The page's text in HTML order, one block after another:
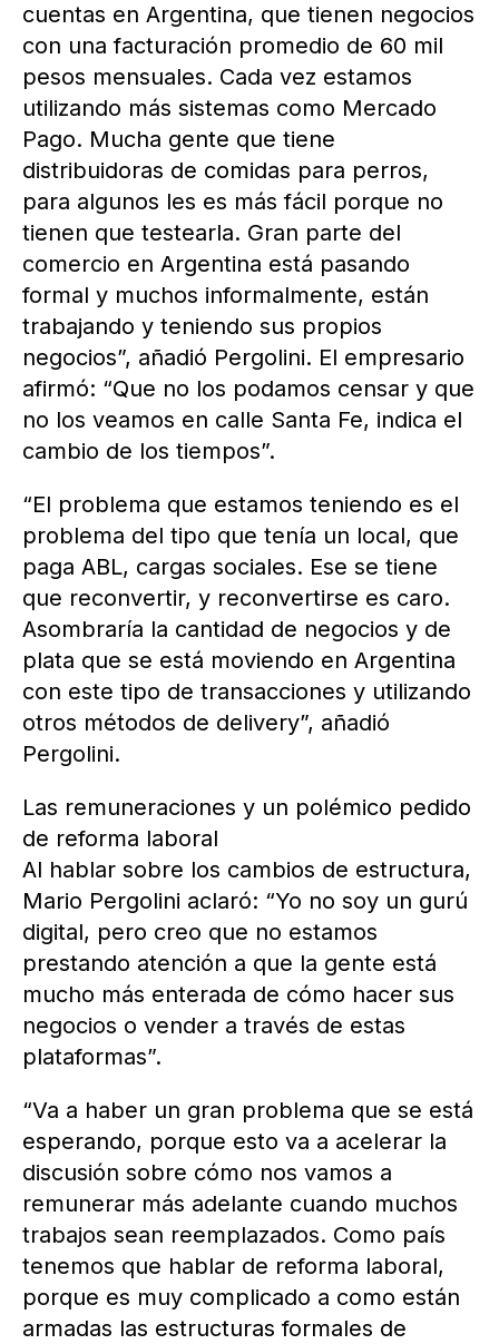
cuentas en Argentina, que tienen negocios
con una facturación promedio de 60 mil
pesos mensuales. Cada vez estamos
utilizando más sistemas como Mercado
Pago. Mucha gente que tiene
distribuidoras de comidas para perros,
para algunos les es más fácil porque no
tienen que testearla. Gran parte del
comercio en Argentina está pasando
formal y muchos informalmente, están
trabajando y teniendo sus propios
negocios”, añadió Pergolini. El empresario
afirmó: “Que no los podamos censar y que
no los veamos en calle Santa Fe, indica el
cambio de los tiempos”.
“El problema que estamos teniendo es el
problema del tipo que tenía un local, que
paga ABL, cargas sociales. Ese se tiene
que reconvertir, y reconvertirse es caro.
Asombraría la cantidad de negocios y de
plata que se está moviendo en Argentina
con este tipo de transacciones y utilizando
otros métodos de delivery”, añadió
Pergolini.
Las remuneraciones y un polémico pedido
de reforma laboral
Al hablar sobre los cambios de estructura,
Mario Pergolini aclaró: “Yo no soy un gurú
digital, pero creo que no estamos
prestando atención a que la gente está
mucho más enterada de cómo hacer sus
negocios o vender a través de estas
plataformas”.
“Va a haber un gran problema que se está
esperando, porque esto va a acelerar la
discusión sobre cómo nos vamos a
remunerar más adelante cuando muchos
trabajos sean reemplazados. Como país
tenemos que hablar de reforma laboral,
porque es muy complicado a como están
armadas las estructuras formales de